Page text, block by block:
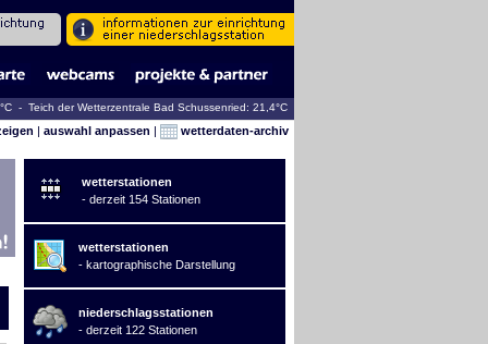
- Teich der Wetterzentrale Bad Schussenried: 21,4°C
| auswahl anpassen | wetterdaten-archiv
wetterstationen
- derzeit 154 Stationen
wetterstationen
- kartographische Darstellung
niederschlagsstationen
- derzeit 122 Stationen